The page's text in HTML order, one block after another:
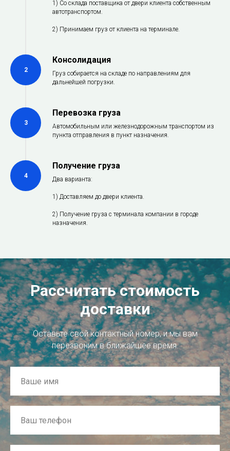
1) Со склада поставщика от двери клиента собственным
автотранспортом.
2) Принимаем груз от клиента на терминале.
2
Консолидация
Груз собирается на складе по направлениям для
дальнейшей погрузки.
3
Перевозка груза
Автомобильным или железнодорожным транспортом из
пункта отправления в пункт назначения.
4
Получение груза
Два варианта:
1) Доставляем до двери клиента.
2) Получение груза с терминала компании в городе
назначения.
Рассчитать стоимость
доставки
Оставьте свой контактный номер, и мы вам
перезвоним в ближайшее время.